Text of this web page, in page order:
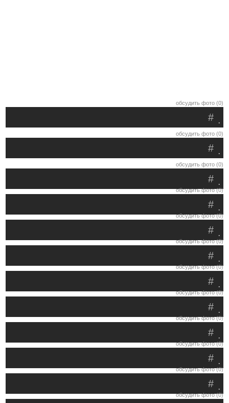
обсудить фото (0)
.
#
обсудить фото (0)
.
#
обсудить фото (0)
.
#
обсудить фото (0)
.
#
обсудить фото (0)
.
#
обсудить фото (0)
.
#
обсудить фото (0)
.
#
обсудить фото (0)
.
#
обсудить фото (0)
.
#
обсудить фото (0)
.
#
обсудить фото (0)
.
#
обсудить фото (0)